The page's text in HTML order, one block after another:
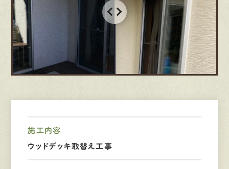
エントリー
建 断 いたします!!
0120-44-2605
営業時間 8:00−18:00 ｜
Webお問い合わせ
施工内容
ウッドデッキ取替え工事